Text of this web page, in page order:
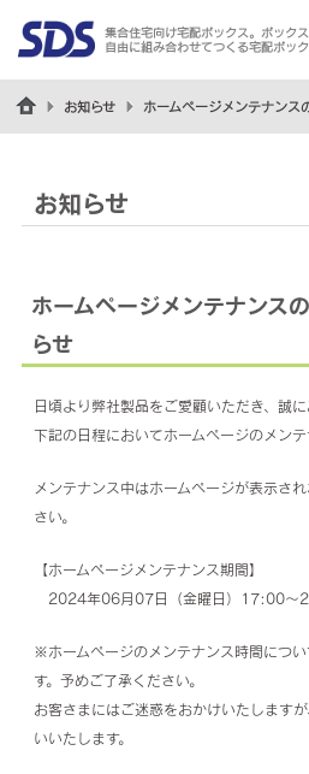
集合住宅向け宅配ボックス。ボック
自由に組み合わせてつくる宅配ボッ
お知らせ ホームページメンテナンス
お知らせ
ホームページメンテナンス
らせ
日頃より弊社製品をご愛顧いただき、誠に
下記の日程においてホームページのメンテ
メンテナンス中はホームページが表示さ
さい。
【ホームページメンテナンス期間】
2024年06月07日（金曜日）17:00～
※ホームページのメンテナンス時間につ
す。予めご了承ください。
お客さまにはご迷惑をおかけいたします
いいたします。